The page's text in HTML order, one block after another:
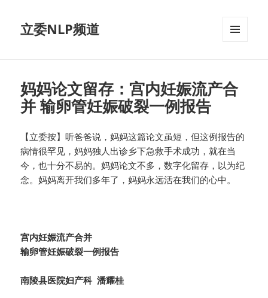
立委NLP频道
妈妈论文留存：宫内妊娠流产合
并 输卵管妊娠破裂一例报告
【立委按】听爸爸说，妈妈这篇论文虽短，但这例报告的
病情很罕见，妈妈独人出诊乡下急救手术成功，就在当
今，也十分不易的。妈妈论文不多，数字化留存，以为纪
念。妈妈离开我们多年了，妈妈永远活在我们的心中。
宫内妊娠流产合并
输卵管妊娠破裂一例报告
南陵县医院妇产科潘耀桂